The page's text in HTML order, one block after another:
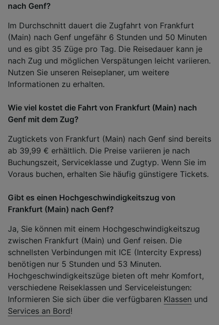
nach Genf?
Im Durchschnitt dauert die Zugfahrt von Frankfurt
(Main) nach Genf ungefähr 6 Stunden und 50 Minuten
und es gibt 35 Züge pro Tag. Die Reisedauer kann je
nach Zug und möglichen Verspätungen leicht variieren.
Nutzen Sie unseren Reiseplaner, um weitere
Informationen zu erhalten.
Wie viel kostet die Fahrt von Frankfurt (Main) nach
Genf mit dem Zug?
Zugtickets von Frankfurt (Main) nach Genf sind bereits
ab 39,99 € erhältlich. Die Preise variieren je nach
Buchungszeit, Serviceklasse und Zugtyp. Wenn Sie im
Voraus buchen, erhalten Sie häufig günstigere Tickets.
Gibt es einen Hochgeschwindigkeitszug von
Frankfurt (Main) nach Genf?
Ja, Sie können mit einem Hochgeschwindigkeitszug
zwischen Frankfurt (Main) und Genf reisen. Die
schnellsten Verbindungen mit ICE (Intercity Express)
benötigen nur 5 Stunden und 53 Minuten.
Hochgeschwindigkeitszüge bieten oft mehr Komfort,
verschiedene Reiseklassen und Serviceleistungen:
Informieren Sie sich über die verfügbaren Klassen und
Services an Bord!